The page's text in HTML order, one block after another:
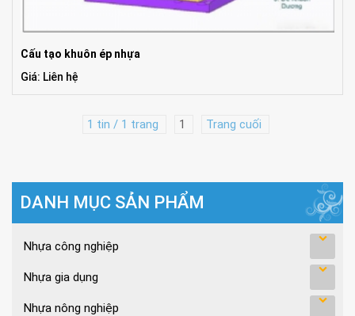
Cấu tạo khuôn ép nhựa
Giá: Liên hệ
1 tin / 1 trang 1 Trang cuối
DANH MỤC SẢN PHẨM
Nhựa công nghiệp
Nhựa gia dụng
Nhựa nông nghiệp